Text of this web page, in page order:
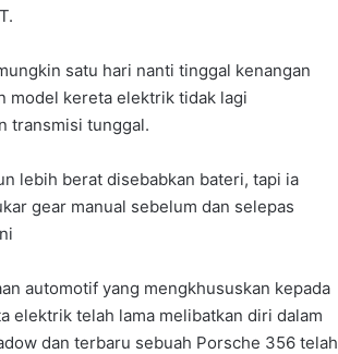
satu hari nanti tinggal kenangan
model kereta elektrik tidak lagi
transmisi tunggal.
lebih berat disebabkan bateri, tapi ia
gear manual sebelum dan selepas
automotif yang mengkhususkan kepada
elektrik telah lama melibatkan diri dalam
dan terbaru sebuah Porsche 356 telah